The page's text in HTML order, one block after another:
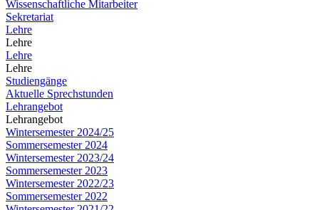
Wissenschaftliche Mitarbeiter
Sekretariat
Lehre
Lehre
Lehre
Lehre
Studiengänge
Aktuelle Sprechstunden
Lehrangebot
Lehrangebot
Wintersemester 2024/25
Sommersemester 2024
Wintersemester 2023/24
Sommersemester 2023
Wintersemester 2022/23
Sommersemester 2022